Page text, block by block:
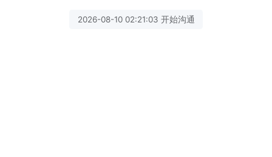
2026-08-10 02:21:03 开始沟通